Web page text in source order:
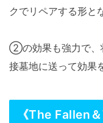
クでリペアする形と
②の効果も強力で、
接墓地に送って効果
《The Fallen